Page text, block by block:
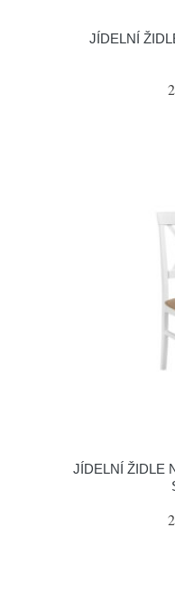
JÍDELNÍ
JÍDELNÍ ŽIDLE